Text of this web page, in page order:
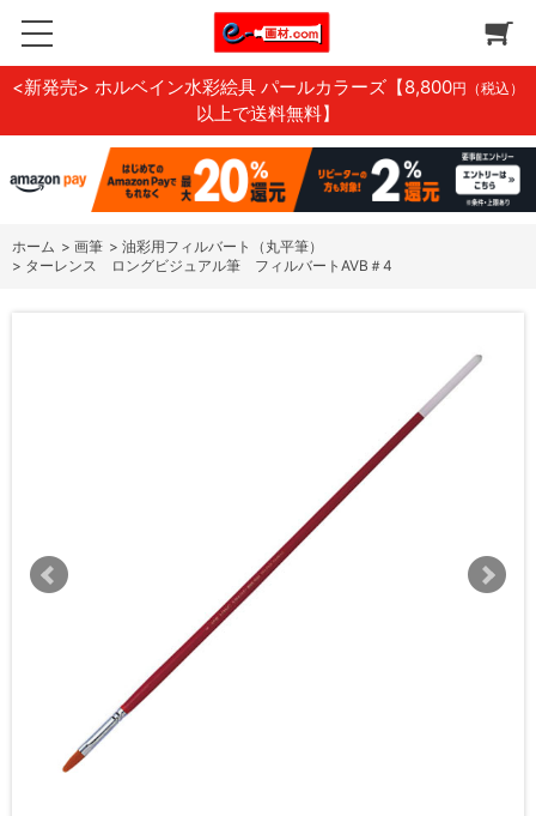
<新発売> ホルベイン水彩絵具 パールカラーズ 【8,800円（税込）
以上で送料無料】
ホーム > 画筆 > 油彩用フィルバート（丸平筆）
> ターレンス ロングビジュアル筆 フィルバートAVB＃4